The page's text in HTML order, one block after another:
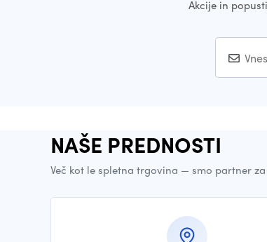
Akcije in
NAŠE PREDNOSTI
Več kot le spletna trgovina — smo partner